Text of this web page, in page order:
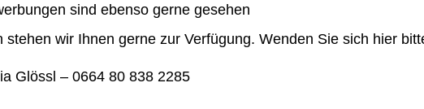
sind ebenso gerne gesehen
stehen wir Ihnen gerne zur Verfügung. Wenden Sie sich hier
– 0664 80 838 2285